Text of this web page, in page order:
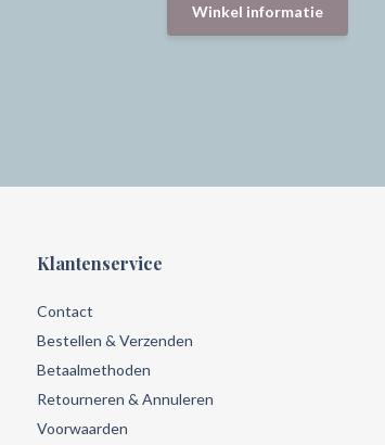
Winkel informatie
Klantenservice
Contact
Bestellen & Verzenden
Betaalmethoden
Retourneren & Annuleren
Voorwaarden